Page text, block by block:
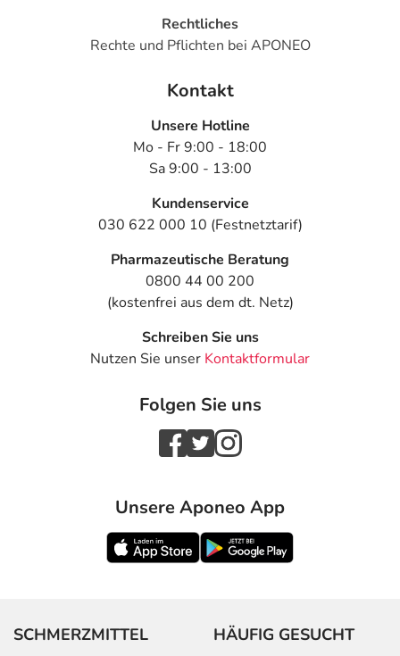
Rechtliches
Rechte und Pflichten bei APONEO
Kontakt
Unsere Hotline
Mo - Fr 9:00 - 18:00
Sa 9:00 - 13:00
Kundenservice
030 622 000 10 (Festnetztarif)
Pharmazeutische Beratung
0800 44 00 200
(kostenfrei aus dem dt. Netz)
Schreiben Sie uns
Nutzen Sie unser Kontaktformular
Folgen Sie uns
Unsere Aponeo App
SCHMERZMITTEL HÄUFIG GESUCHT